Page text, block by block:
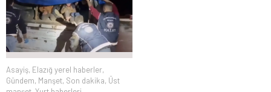
Asayiş, Elazığ yerel haberler,
Gündem, Manşet, Son dakika, Üst